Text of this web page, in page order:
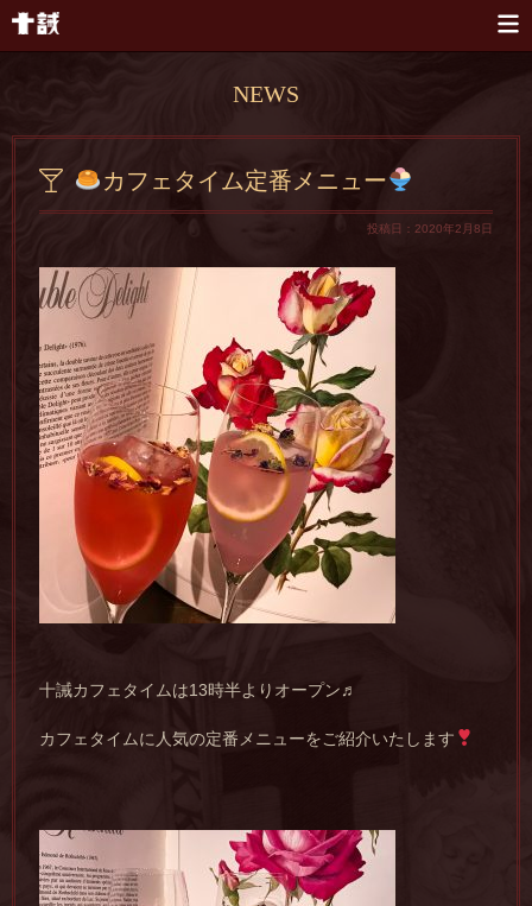
NEWS
カフェタイム定番メニュー
投稿日：2020年2月8日
十誡カフェタイムは13時半よりオープン♬
カフェタイムに人気の定番メニューをご紹介いたします